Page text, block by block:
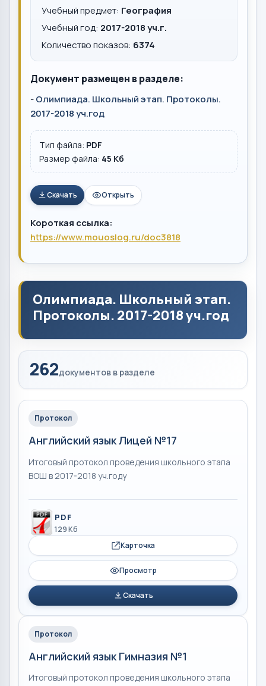
Учебный предмет: География
Учебный год: 2017-2018 уч.г.
Количество показов: 6374
Документ размещен в разделе:
-Олимпиада. Школьный этап. Протоколы.
2017-2018 уч.год
Тип файла: PDF
Размер файла: 45 Кб
Скачать Открыть
Короткая ссылка:
https://www.mouoslog.ru/doc3818
Олимпиада. Школьный этап.
Протоколы. 2017-2018 уч.год
262документов в разделе
Протокол
Английский язык Лицей №17
Итоговый протокол проведения школьного этапа
ВОШ в 2017-2018 уч.году
PDF
129 Кб
Карточка
Просмотр
Скачать
Протокол
Английский язык Гимназия №1
Итоговый протокол проведения школьного этапа